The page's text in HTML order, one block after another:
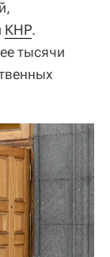
КНР.
тысячи